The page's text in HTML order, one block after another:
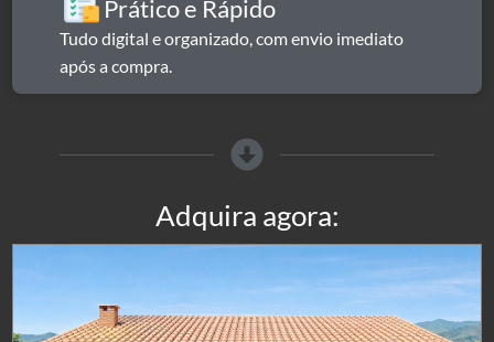
Prático e Rápido​
Tudo digital e organizado, com envio imediato
após a compra.
Adquira agora: